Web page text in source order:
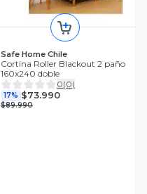
Safe Home Chile
Cortina Roller Blackout 2 paño
160x240 doble
0(0)
17% $73.990
$89.990